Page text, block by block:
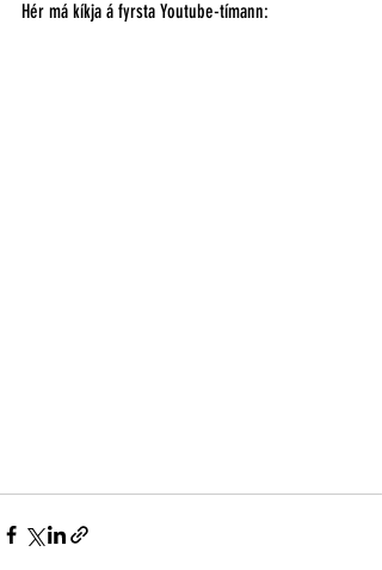
Hér má kíkja á fyrsta Youtube-tímann: